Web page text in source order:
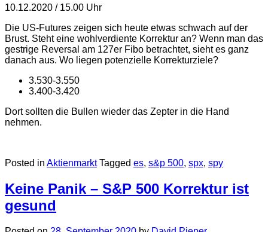
10.12.2020 / 15.00 Uhr
Die US-Futures zeigen sich heute etwas schwach auf der
Brust. Steht eine wohlverdiente Korrektur an? Wenn man das
gestrige Reversal am 127er Fibo betrachtet, sieht es ganz
danach aus. Wo liegen potenzielle Korrekturziele?
3.530-3.550
3.400-3.420
Dort sollten die Bullen wieder das Zepter in die Hand
nehmen.
Posted in Aktienmarkt Tagged es, s&p 500, spx, spy
Keine Panik – S&P 500 Korrektur ist
gesund